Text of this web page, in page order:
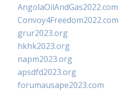
AngolaOilAndGas2022.com
Convoy4Freedom2022.com
grur2023.org
hkhk2023.org
napm2023.org
apsdfd2023.org
forumausape2023.com